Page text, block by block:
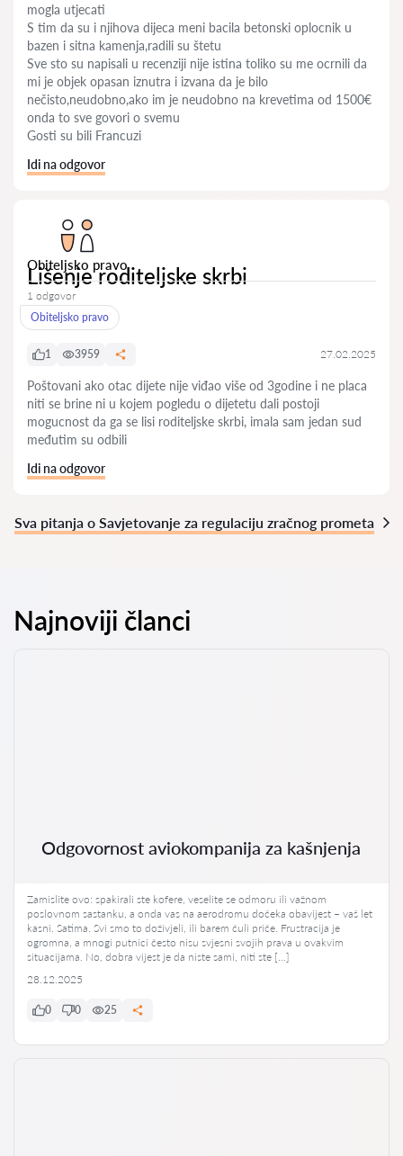
mogla utjecati
S tim da su i njihova dijeca meni bacila betonski oplocnik u
bazen i sitna kamenja,radili su štetu
Sve sto su napisali u recenziji nije istina toliko su me ocrnili da
mi je objek opasan iznutra i izvana da je bilo
nečisto,neudobno,ako im je neudobno na krevetima od 1500€
onda to sve govori o svemu
Gosti su bili Francuzi
Idi na odgovor
Obiteljsko pravo
Lišenje roditeljske skrbi
1 odgovor
Obiteljsko pravo
1 3959 27.02.2025
Poštovani ako otac dijete nije viđao više od 3godine i ne placa
niti se brine ni u kojem pogledu o dijetetu dali postoji
mogucnost da ga se lisi roditeljske skrbi, imala sam jedan sud
međutim su odbili
Idi na odgovor
Sva pitanja o Savjetovanje za regulaciju zračnog prometa
Najnoviji članci
Odgovornost aviokompanija za kašnjenja
Zamislite ovo: spakirali ste kofere, veselite se odmoru ili važnom
poslovnom sastanku, a onda vas na aerodromu dočeka obavijest – vaš let
kasni. Satima. Svi smo to doživjeli, ili barem čuli priče. Frustracija je
ogromna, a mnogi putnici često nisu svjesni svojih prava u ovakvim
situacijama. No, dobra vijest je da niste sami, niti ste […]
28.12.2025
0 0 25